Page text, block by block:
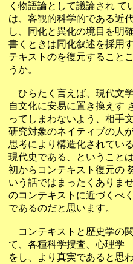
く物語論として議論され
は、客観的科学的である近
し、同化と異化の境目を明
書くときは同化叙述を採用
テキストのを復元すること
うか。
ひらたく言えば、現代文
自文化に安易に置き換えす
ってしまわないよう、相手
研究対象のネイティブの人
思考により構造化されてい
現代史である、ということ
初からコンテキスト復元の
いう話ではまったくありま
のコンテキストに近づくべ
であるのだと思います。
コンテキストと歴史学の
て、各種科学捜査、心理学
をし、より真実であると思